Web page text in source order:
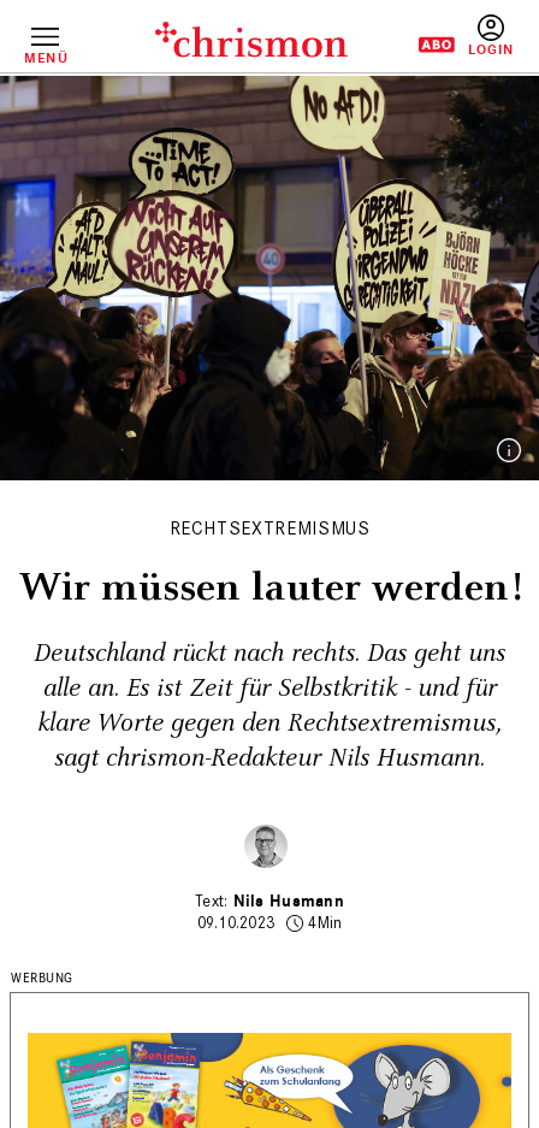
InhaltMENÜ
RECHTSEXTREMISMUS
Wir müssen lauter werden!
Deutschland rückt nach rechts. Das geht uns
alle an. Es ist Zeit für Selbstkritik - und für
klare Worte gegen den Rechtsextremismus,
sagt chrismon-Redakteur Nils Husmann.
Nils Husmann
09.10.2023
4Min